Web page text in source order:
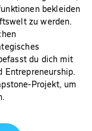
bekleiden
zu werden.
du dich mit
Entrepreneurship.
Projekt, um